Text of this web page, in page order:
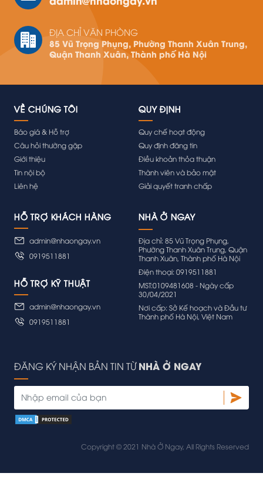
ĐỊA CHỈ VĂN PHÒNG
85 Vũ Trọng Phụng, Phường Thanh Xuân Trung,
Quận Thanh Xuân, Thành phố Hà Nội
VỀ CHÚNG TÔI
Báo giá & Hỗ trợ
Câu hỏi thường gặp
Giới thiệu
Tin nội bộ
Liên hệ
QUY ĐỊNH
Quy chế hoạt động
Quy định đăng tin
Điều khoản thỏa thuận
Thành viên và bảo mật
Giải quyết tranh chấp
HỖ TRỢ KHÁCH HÀNG
admin@nhaongay.vn
0919511881
HỖ TRỢ KỸ THUẬT
admin@nhaongay.vn
0919511881
Địa chỉ: 85 Vũ Trọng Phụng,
Phường Thanh Xuân Trung, Quận
Thanh Xuân, Thành phố Hà Nội
Điện thoại: 0919511881
MST:0109481608 - Ngày cấp
30/04/2021
Nơi cấp: Sở Kế hoạch và Đầu tư
Thành phố Hà Nội, Việt Nam
ĐĂNG KÝ NHẬN BẢN TIN TỪNHÀ Ở NGAY
Copyright © 2021 Nhà Ở Ngay, All Rights Reserved